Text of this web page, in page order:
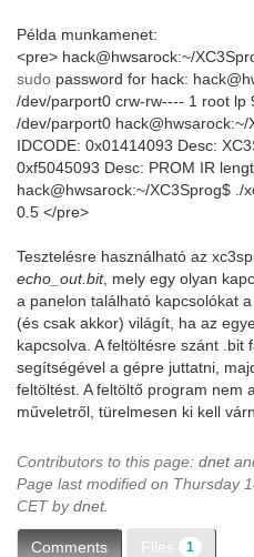
Példa munkamenet:
<pre> hack@hwsarock:~/
sudo password for hack:
/dev/parport0 crw-rw---- 1 root lp
/dev/parport0
IDCODE: 0x01414093 Desc:
0xf5045093 Desc: PROM IR
hack@hwsarock:~/XC3Sprog$ ./
0.5 </pre>
Tesztelésre használható az
echo_out.bit, mely egy olyan
a panelon található kapcsolókat
(és csak akkor) világít, ha az
kapcsolva. A feltöltésre szánt .bit
segítségével a gépre juttatni,
feltöltést. A feltöltő program nem
műveletről, türelmesen ki kell
Contributors to this page: dnet
Page last modified on Thursday
CET bydnet.
Comments Files 1